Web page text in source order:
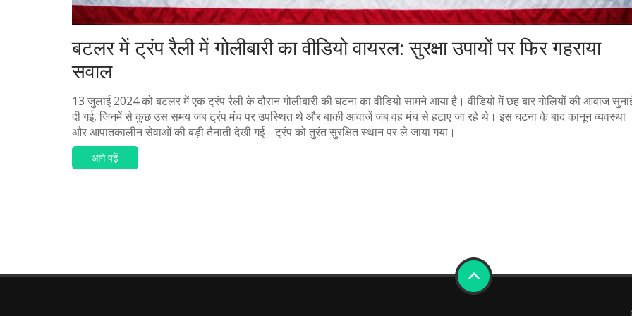
बटलर में ट्रंप रैली में गोलीबारी का वीडियो वायरल: सुरक्षा उपायों पर फिर गहराया
सवाल
13 जुलाई 2024 को बटलर में एक ट्रंप रैली के दौरान गोलीबारी की घटना का वीडियो सामने आया है। वीडियो में छह बार गोलियों की आवाज
दी गई, जिनमें से कुछ उस समय जब ट्रंप मंच पर उपस्थित थे और बाकी आवाजें जब वह मंच से हटाए जा रहे थे। इस घटना के बाद कानून व्यवस्था
और आपातकालीन सेवाओं की बड़ी तैनाती देखी गई। ट्रंप को तुरंत सुरक्षित स्थान पर ले जाया गया।
आगे पढ़ें